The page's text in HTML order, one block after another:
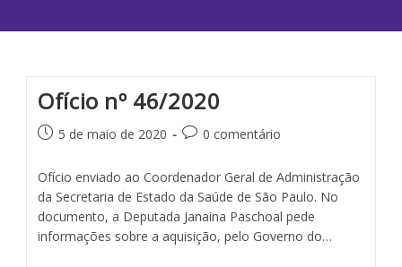
Ofício nº 46/2020
5 de maio de 2020 0 comentário
Ofício enviado ao Coordenador Geral de Administração
da Secretaria de Estado da Saúde de São Paulo. No
documento, a Deputada Janaina Paschoal pede
informações sobre a aquisição, pelo Governo do…